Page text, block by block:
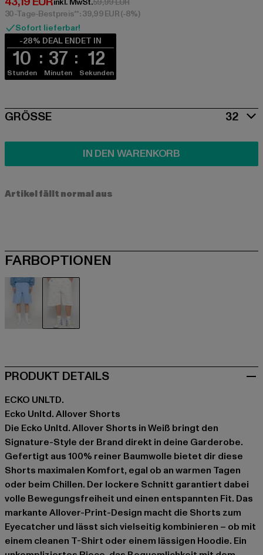
inkl. MwSt.59,99 EUR
30-Tage-Bestpreis**: 39,99 EUR(-8%)
Sofort lieferbar!
-28% DEAL ENDET IN
10
Stunden
37
Minuten
12
Sekunden
SIZE
GRÖSSE 32
IN DEN WARENKORB
Artikel fällt normal aus
FARBOPTIONEN
PRODUKT DETAILS
ECKO UNLTD.
Ecko Unltd. Allover Shorts
Die Ecko Unltd. Allover Shorts in Weiß bringt den
Signature-Style der Brand direkt in deine Garderobe.
Gefertigt aus 100% reiner Baumwolle bietet dir diese
Shorts maximalen Komfort, egal ob an warmen Tagen
oder beim Chillen. Der lockere Schnitt garantiert dabei
volle Bewegungsfreiheit und einen entspannten Fit. Das
markante Allover-Print-Design macht die Shorts zum
Eyecatcher und lässt sich vielseitig kombinieren – ob mit
einem cleanen T-Shirt oder einem lässigen Hoodie. Ein